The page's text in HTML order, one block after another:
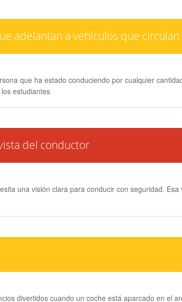
adelantan a vehículos que
que ha estado conduciendo por cualquier
estudiantes
del conductor
una visión clara para conducir con seguridad.
divertidos cuando un coche está aparcado en el